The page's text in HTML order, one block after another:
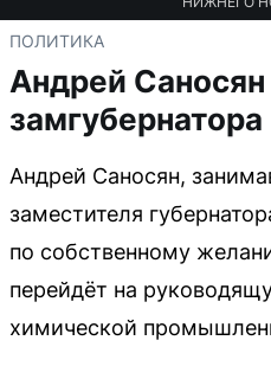
ПОЛИТИКА
Андрей
замгубернатора
Андрей Саносян,
заместителя
по собственному
перейдёт на
химической